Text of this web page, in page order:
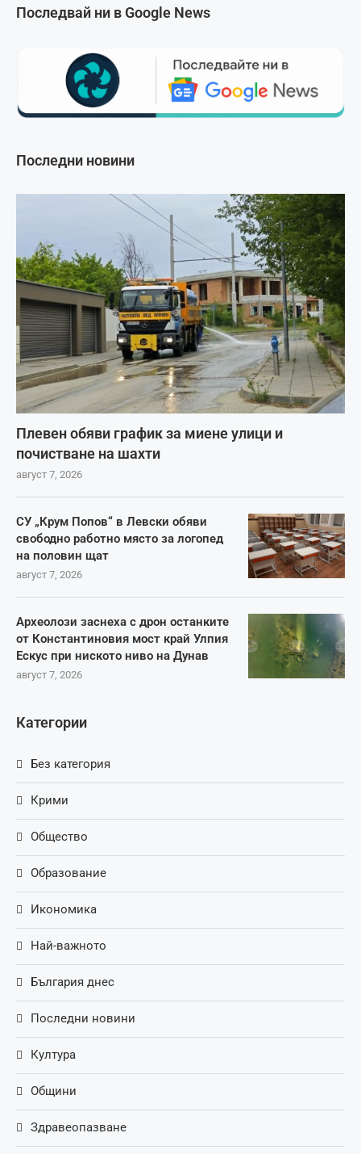
Последвай ни в Google News
Последни новини
Плевен обяви график за миене улици и
почистване на шахти
август 7, 2026
СУ „Крум Попов“ в Левски обяви
свободно работно място за логопед
на половин щат
август 7, 2026
Археолози заснеха с дрон останките
от Константиновия мост край Улпия
Ескус при ниското ниво на Дунав
август 7, 2026
Категории
Без категория
Крими
Общество
Образование
Икономика
Най-важното
България днес
Последни новини
Култура
Общини
Здравеопазване